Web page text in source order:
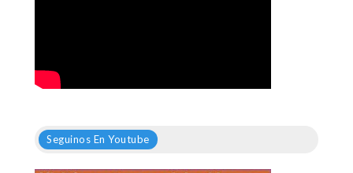
Seguinos En Youtube